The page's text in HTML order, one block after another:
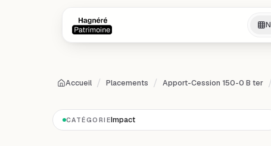
Accueil / Placements / Apport-Cession 150-0 B ter /
CATÉGORIEImpact